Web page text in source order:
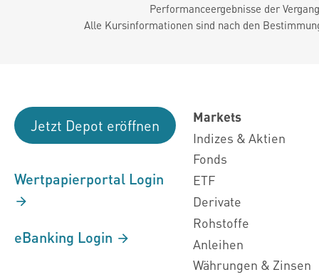
Performanceergebnisse der
Alle Kursinformationen sind nach den
Jetzt Depot eröffnen
Wertpapierportal Login
eBanking Login
Markets
Indizes & Aktien
Fonds
ETF
Derivate
Rohstoffe
Anleihen
Währungen & Zinsen